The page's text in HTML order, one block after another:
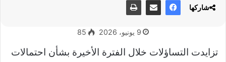
9 يونيو، 2026 85
تزايدت التساؤلات خلال الفترة الأخيرة بشأن احتمالات
شاركها